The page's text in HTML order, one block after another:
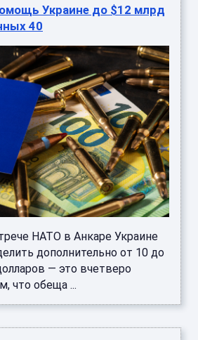
Украине до $12 млрд
40
НАТО в Анкаре Украине
дополнительно от 10 до
— это вчетверо
что обеща ...